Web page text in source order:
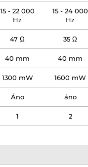
15 - 22 000
Hz
15 - 24 000
Hz
47 Ω 35 Ω
40 mm 40 mm
1300 mW 1600 mW
Áno áno
1 2